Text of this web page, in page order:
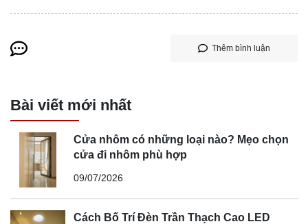
Thêm bình luận
Bài viết mới nhất
Cửa nhôm có những loại nào? Mẹo chọn
cửa đi nhôm phù hợp
09/07/2026
Cách Bố Trí Đèn Trần Thạch Cao LED